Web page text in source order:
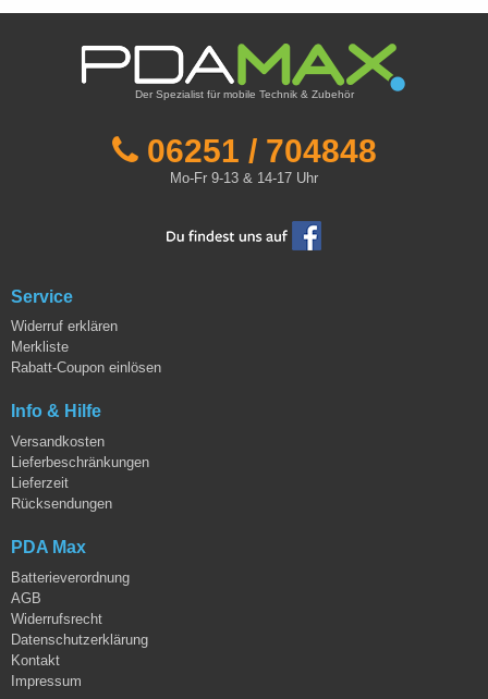
Der Spezialist für mobile Technik & Zubehör
06251 / 704848
Mo-Fr 9-13 & 14-17 Uhr
Service
Widerruf erklären
Merkliste
Rabatt-Coupon einlösen
Info & Hilfe
Versandkosten
Lieferbeschränkungen
Lieferzeit
Rücksendungen
PDA Max
Batterieverordnung
AGB
Widerrufsrecht
Datenschutzerklärung
Kontakt
Impressum